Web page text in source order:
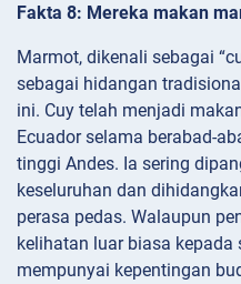
Fakta 8: Mereka makan
Marmot, dikenali sebagai
sebagai hidangan
ini. Cuy telah menjadi
Ecuador selama berabad-
tinggi Andes. Ia sering
keseluruhan dan
perasa pedas. Walaupun
kelihatan luar biasa kepada
mempunyai kepentingan